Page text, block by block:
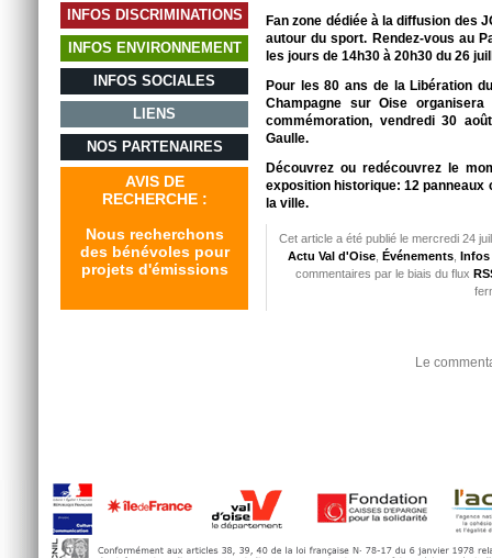
INFOS DISCRIMINATIONS
INFOS ENVIRONNEMENT
INFOS SOCIALES
LIENS
NOS PARTENAIRES
AVIS DE
RECHERCHE :
Nous recherchons
des bénévoles pour
projets d'émissions
Fan zone dédiée à la diffusion des
autour du sport. Rendez-vous au
les jours de 14h30 à 20h30 du 26
Pour les 80 ans de la Libération
Champagne sur Oise
commémoration, vendredi 30
Gaulle.
Découvrez ou redécouvrez le
exposition historique: 12 panneaux
la ville.
Cet article a été publié le mercredi 24
Actu Val d'Oise Événements Infos
commentaires par le biais du flux
Le